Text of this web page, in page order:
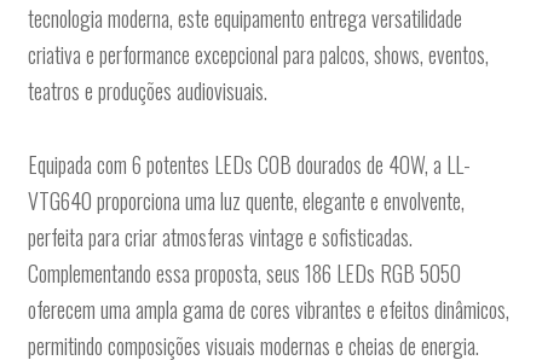
tecnologia moderna, este equipamento entrega versatilidade
criativa e performance excepcional para palcos, shows, eventos,
teatros e produções audiovisuais.
Equipada com 6 potentes LEDs COB dourados de 40W, a LL-
VTG640 proporciona uma luz quente, elegante e envolvente,
perfeita para criar atmosferas vintage e sofisticadas.
Complementando essa proposta, seus 186 LEDs RGB 5050
oferecem uma ampla gama de cores vibrantes e efeitos dinâmicos,
permitindo composições visuais modernas e cheias de energia.